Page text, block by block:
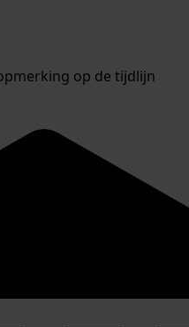
op de tijdlijn